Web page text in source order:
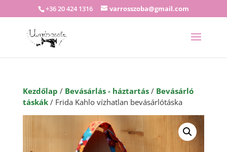
+36 20 424 1316 varrosszoba@gmail.com
Kezdőlap / Bevásárlás - háztartás/ Bevásárló
táskák/ Frida Kahlo vízhatlan bevásárlótáska